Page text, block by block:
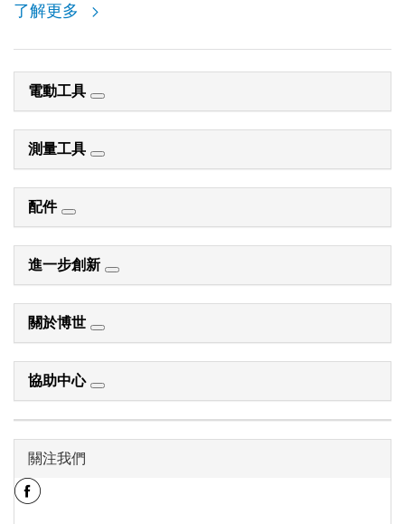
了解更多
電動工具
測量工具
配件
進一步創新
關於博世
協助中心
關注我們